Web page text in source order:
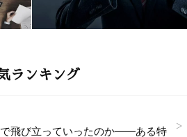
ランキング
飛び立っていったのか——ある特